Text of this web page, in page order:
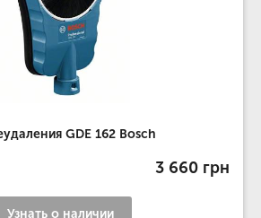
GDE 162 Bosch
3 660 грн
Узнать о наличии